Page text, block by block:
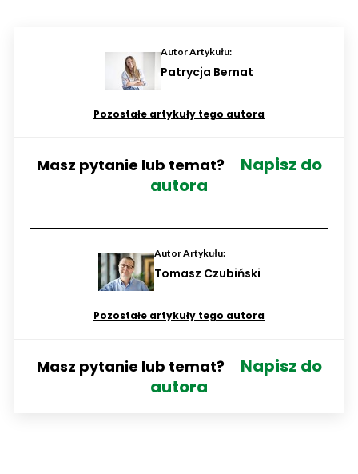
Autor Artykułu:
Patrycja Bernat
Pozostałe artykuły tego autora
Masz pytanie lub temat?
Napisz do
autora
Autor Artykułu:
Tomasz Czubiński
Pozostałe artykuły tego autora
Masz pytanie lub temat?
Napisz do
autora